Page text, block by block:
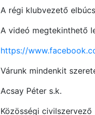
A régi klubvezető
A videó megtekinthető
https://
Várunk mindenkit
Acsay Péter s.k.
Közösségi civilszervező